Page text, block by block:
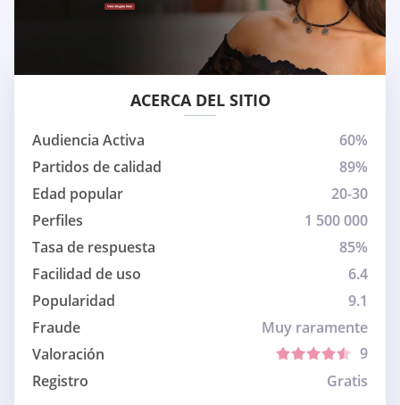
ACERCA DEL SITIO
Audiencia Activa
60%
Partidos de calidad
89%
Edad popular
20-30
Perfiles
1 500 000
Tasa de respuesta
85%
Facilidad de uso
6.4
Popularidad
9.1
Fraude
Muy raramente
Valoración
9
Registro
Gratis